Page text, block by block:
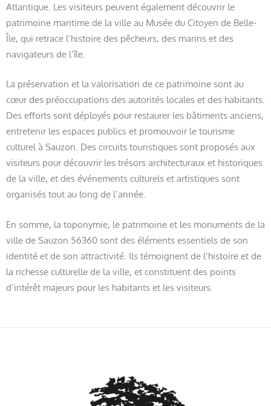
Atlantique. Les visiteurs peuvent également découvrir le
patrimoine maritime de la ville au Musée du Citoyen de Belle-
Île, qui retrace l’histoire des pêcheurs, des marins et des
navigateurs de l’île.
La préservation et la valorisation de ce patrimoine sont au
cœur des préoccupations des autorités locales et des habitants.
Des efforts sont déployés pour restaurer les bâtiments anciens,
entretenir les espaces publics et promouvoir le tourisme
culturel à Sauzon. Des circuits touristiques sont proposés aux
visiteurs pour découvrir les trésors architecturaux et historiques
de la ville, et des événements culturels et artistiques sont
organisés tout au long de l’année.
En somme, la toponymie, le patrimoine et les monuments de la
ville de Sauzon 56360 sont des éléments essentiels de son
identité et de son attractivité. Ils témoignent de l’histoire et de
la richesse culturelle de la ville, et constituent des points
d’intérêt majeurs pour les habitants et les visiteurs.